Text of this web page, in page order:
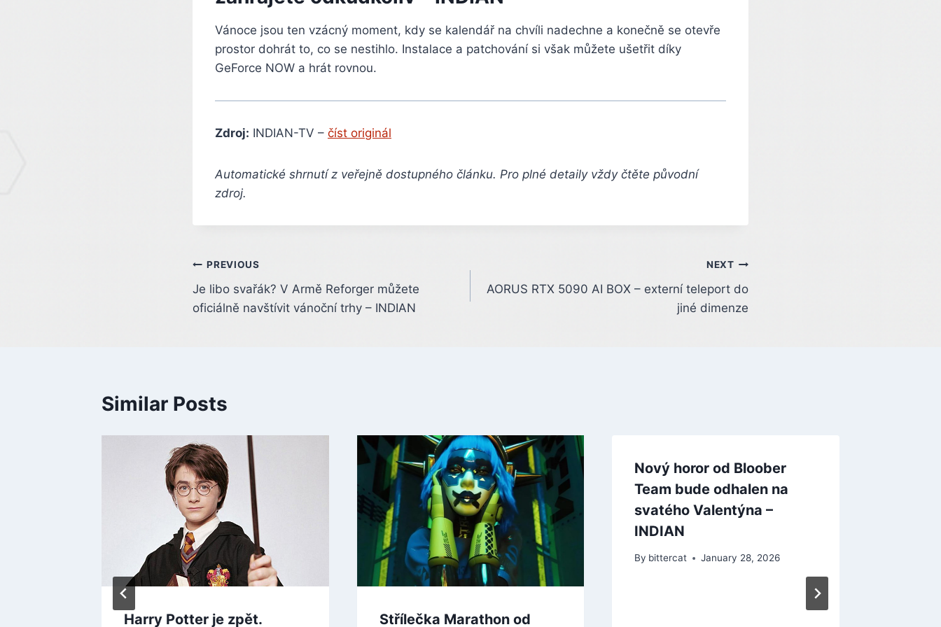
Vánoce jsou ten vzácný moment, kdy se kalendář na chvíli nadechne a konečně se otevře
prostor dohrát to, co se nestihlo. Instalace a patchování si však můžete ušetřit díky
GeForce NOW a hrát rovnou.
Zdroj: INDIAN-TV – číst originál
Automatické shrnutí z veřejně dostupného článku. Pro plné detaily vždy čtěte původní
zdroj.
Post
navigation
PREVIOUS
Je libo svařák? V Armě Reforger můžete
oficiálně navštívit vánoční trhy – INDIAN
NEXT
AORUS RTX 5090 AI BOX – externí teleport do
jiné dimenze
Similar Posts
Harry Potter je zpět. Střílečka Marathon od
Nový horor od Bloober
Team bude odhalen na
svatého Valentýna –
INDIAN
By bittercat January 28, 2026